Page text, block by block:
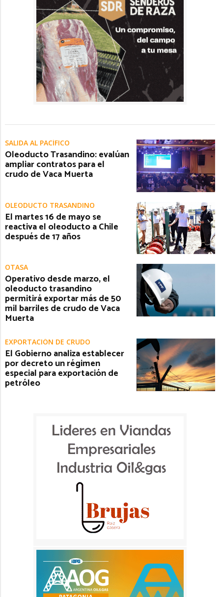
SALIDA AL PACÍFICO
Oleoducto Trasandino: evalúan
ampliar contratos para el
crudo de Vaca Muerta
OLEODUCTO TRASANDINO
El martes 16 de mayo se
reactiva el oleoducto a Chile
después de 17 años
OTASA
Operativo desde marzo, el
oleoducto trasandino
permitirá exportar más de 50
mil barriles de crudo de Vaca
Muerta
EXPORTACIÓN DE CRUDO
El Gobierno analiza establecer
por decreto un régimen
especial para exportación de
petróleo